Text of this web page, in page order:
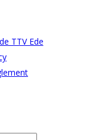
TTV Ede